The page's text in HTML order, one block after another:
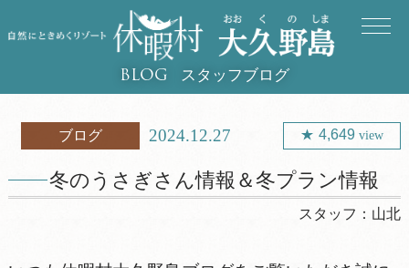
BLOG スタッフブログ
ブログ 2024.12.27 4,649view
冬のうさぎさん情報＆冬プラン情報
スタッフ： 山北